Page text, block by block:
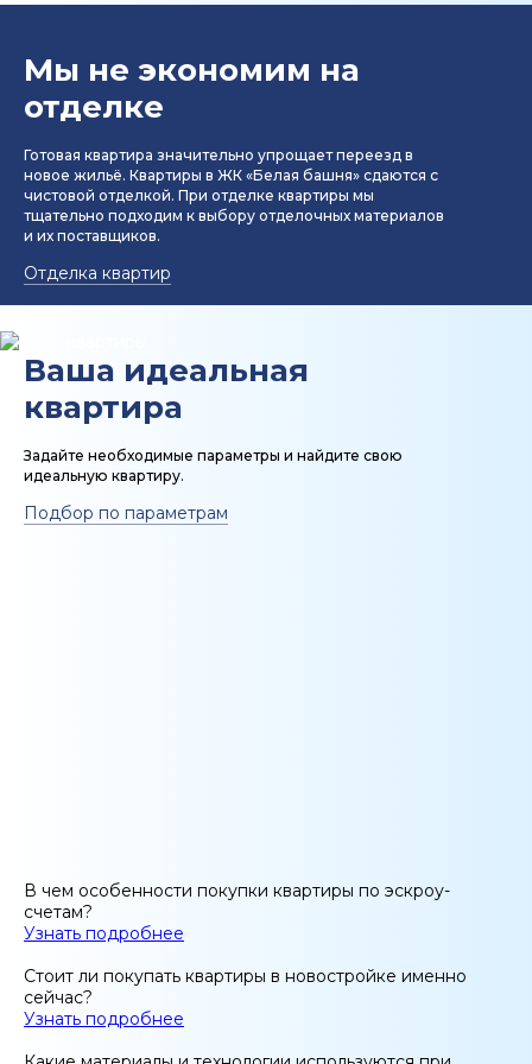
Мы не экономим на
отделке
Готовая квартира значительно упрощает переезд в
новое жильё. Квартиры в ЖК «Белая башня» сдаются с
чистовой отделкой. При отделке квартиры мы
тщательно подходим к выбору отделочных материалов
и их поставщиков.
Отделка квартир
Ваша идеальная
квартира
Задайте необходимые параметры и найдите свою
идеальную квартиру.
Подбор по параметрам
В чем особенности покупки квартиры по эскроу-
счетам?
Узнать подробнее
Стоит ли покупать квартиры в новостройке именно
сейчас?
Узнать подробнее